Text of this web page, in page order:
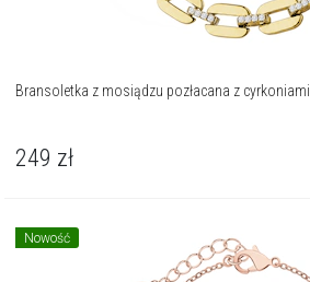
Bransoletka z mosiądzu pozłacana z cyrkoniami
249 zł
Nowość